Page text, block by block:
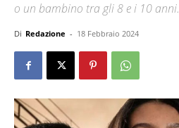
o un bambino tra gli 8 e i 10 anni.
Di Redazione - 18 Febbraio 2024